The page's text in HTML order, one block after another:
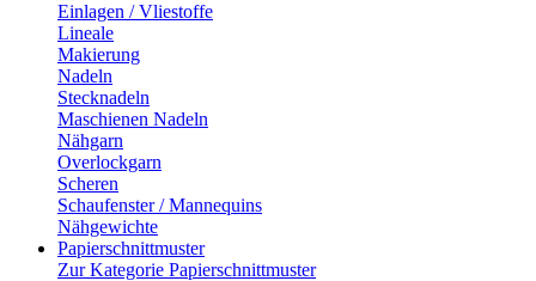
Einlagen / Vliestoffe
Lineale
Makierung
Nadeln
Stecknadeln
Maschienen Nadeln
Nähgarn
Overlockgarn
Scheren
Schaufenster / Mannequins
Nähgewichte
Papierschnittmuster
Zur Kategorie Papierschnittmuster